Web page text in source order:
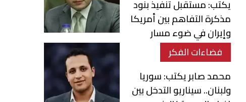
يكتب: مستقبل تنفيذ بنود
مذكرة التفاهم بين أمريكا
وإيران في ضوء مسار
المفاوضات
فضاءات الفكر
محمد صابر يكتب: سوريا
ولبنان.. سيناريو التدخل بين